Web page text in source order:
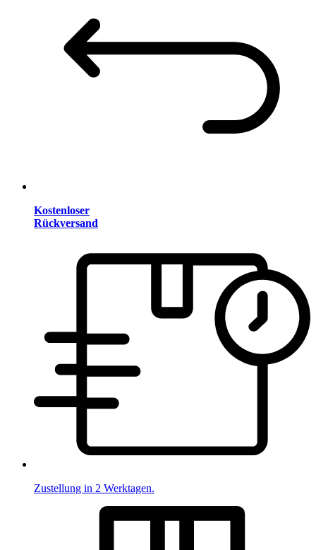
Kostenloser
Rückversand
Zustellung in 2 Werktagen.